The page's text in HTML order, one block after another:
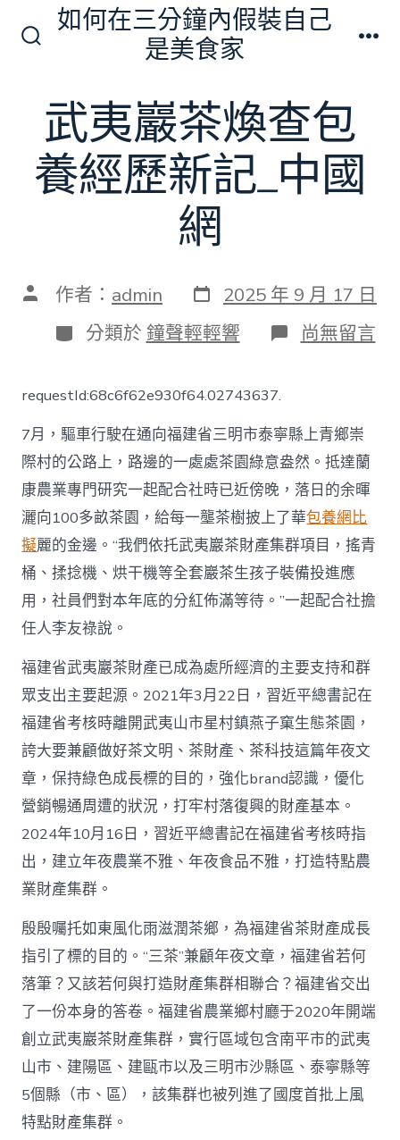
換
開
關
如何在三分鐘內假裝自己
是美食家
武夷巖茶煥查包
養經歷新記_中國
網
文 作者： admin 發
表
日
期
2025 年 9 月 17 日
分
類
分類於 鐘聲輕輕響 在
〈武
煥
查
包
養
經
歷
新
記
_
中
國
尚無留言
requestId:68c6f62e930f64.02743637.
7月，驅車行駛在通向福建省三明市泰寧縣上青鄉崇
際村的公路上，路邊的一處處茶園綠意盎然。抵達蘭
康農業專門研究一起配合社時已近傍晚，落日的余暉
灑向100多畝茶園，給每一壟茶樹披上了華包養網比
擬麗的金邊。“我們依托武夷巖茶財產集群項目，搖青
桶、揉捻機、烘干機等全套巖茶生孩子裝備投進應
用，社員們對本年底的分紅佈滿等待。”一起配合社擔
任人李友祿說。
福建省武夷巖茶財產已成為處所經濟的主要支持和群
眾支出主要起源。2021年3月22日，習近平總書記在
福建省考核時離開武夷山市星村鎮燕子窠生態茶園，
誇大要兼顧做好茶文明、茶財產、茶科技這篇年夜文
章，保持綠色成長標的目的，強化brand認識，優化
營銷暢通周遭的狀況，打牢村落復興的財產基本。
2024年10月16日，習近平總書記在福建省考核時指
出，建立年夜農業不雅、年夜食品不雅，打造特點農
業財產集群。
殷殷囑托如東風化雨滋潤茶鄉，為福建省茶財產成長
指引了標的目的。“三茶”兼顧年夜文章，福建省若何
落筆？又該若何與打造財產集群相聯合？福建省交出
了一份本身的答卷。福建省農業鄉村廳于2020年開端
創立武夷巖茶財產集群，實行區域包含南平市的武夷
山市、建陽區、建甌市以及三明市沙縣區、泰寧縣等
5個縣（市、區），該集群也被列進了國度首批上風
特點財產集群。